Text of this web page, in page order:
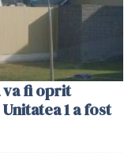
va fi oprit
1 a fost